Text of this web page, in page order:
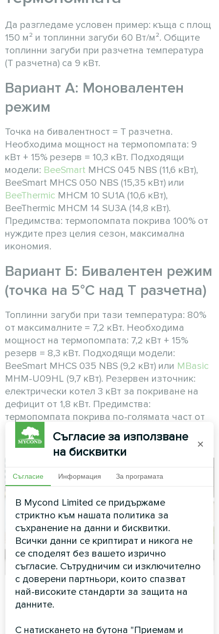
Да разгледаме условен пример: къща с площ
150 м² и топлинни загуби 60 Вт/м². Общите
топлинни загуби при разчетна температура
(T разчетна) са 9 кВт.
Вариант А: Моновалентен
режим
Точка на бивалентност = T разчетна.
Необходима мощност на термопомпата: 9
кВт + 15% резерв = 10,3 кВт. Подходящи
модели: BeeSmart MHCS 045 NBS (11,6 кВт),
BeeSmart MHCS 050 NBS (15,35 кВт) или
BeeThermic MHCM 10 SU1A (10,6 кВт),
BeeThermic MHCM 14 SU3A (14,8 кВт).
Предимства: термопомпата покрива 100% от
нуждите през целия сезон, максимална
икономия.
Вариант Б: Бивалентен режим
(точка на 5°C над T разчетна)
Топлинни загуби при тази температура: 80%
от максималните = 7,2 кВт. Необходима
мощност на термопомпата: 7,2 кВт + 15%
резерв = 8,3 кВт. Подходящи модели:
BeeSmart MHCS 035 NBS (9,2 кВт) или MBasic
MHM-U09HL (9,7 кВт). Резервен източник:
електрически котел 3 кВт за покриване на
дефицит от 1,8 кВт. Предимства:
термопомпата покрива по-голямата част от
сезона, резервът работи само няколко дни,
икономия на инвестиционни разходи.
Вариант В: Бивалентен режим
(точка на 10°C над T разчетна)
Съгласие за използване
на бисквитки
×
Съгласие Информация За програмата
В Mycond Limited се придържаме
стриктно към нашата политика за
съхранение на данни и бисквитки.
Всички данни се криптират и никога не
се споделят без вашето изрично
съгласие. Сътрудничим си изключително
с доверени партньори, които спазват
най-високите стандарти за защита на
данните.
С натискането на бутона "Приемам и